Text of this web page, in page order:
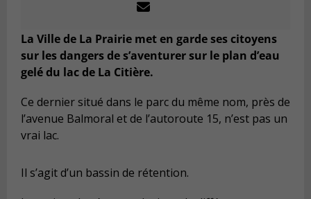
La Ville de La Prairie met en garde ses citoyens
sur les dangers de s’aventurer sur le plan d’eau
gelé du lac de La Citière.
Ce dernier situé dans le parc du même nom, près de
l’avenue Balmoral et de l’autoroute 15, n’est pas un
vrai lac.
Il s’agit d’un bassin de rétention.